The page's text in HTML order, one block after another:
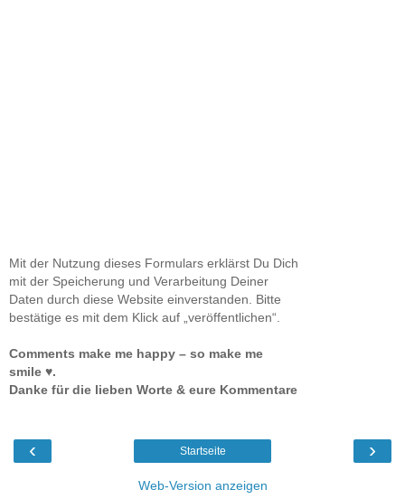
Mit der Nutzung dieses Formulars erklärst Du Dich
mit der Speicherung und Verarbeitung Deiner
Daten durch diese Website einverstanden. Bitte
bestätige es mit dem Klick auf „veröffentlichen“.
Comments make me happy – so make me
smile ♥.
Danke für die lieben Worte & eure Kommentare
‹ ›
Startseite
Web-Version anzeigen